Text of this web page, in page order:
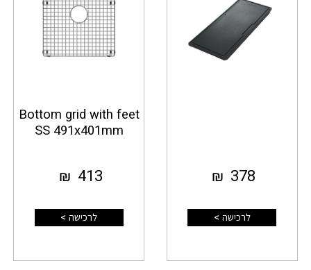
378
₪
לרכישה >
Bottom grid with feet
SS 491x401mm
413
₪
לרכישה >